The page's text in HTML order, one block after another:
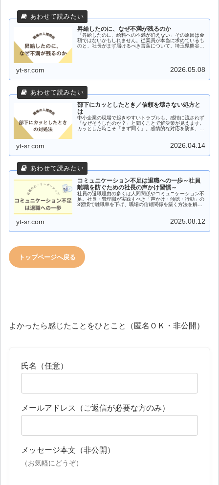
昇給したのに、なぜ不満が残るのか
「昇給したのに、給料への不満が消えない」その原因は金
額ではないかもしれません。従業員が本当に求めているも
のと、社長がまず届けるべき言葉について、埼玉県熊谷市
yt-sr.com 2026.05.08
部下にカッとしたとき／信頼を壊さない処方と
は
中小企業の現場で起きやすいトラブルも、感情に流されず
「なぜそうしたのか？」と聞くことで解決策が見えます。
カッとした時こそ「まず聞く」。感情的な対応を防ぎ、信
yt-sr.com 2026.04.14
コミュニケーション不足は退職への一歩～社員
離職を防ぐための社長の声かけ習慣～
社員の退職理由の多くは人間関係やコミュニケーション不
足。社長・管理職が実践すべき「声かけ・傾聴・行動」の
3習慣で離職率を下げ、職場の信頼関係を築く方法を解説
yt-sr.com 2025.08.12
トップページへ戻る
よかったら感じたことをひとこと（匿名ＯＫ・非公開）
氏名（任意）
メールアドレス（ご返信が必要な方のみ）
メッセージ本文（非公開）
（お気軽にどうぞ）